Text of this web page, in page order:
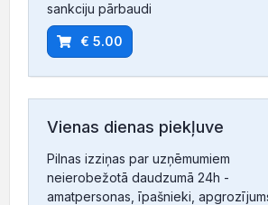
sankciju pārbaudi
€ 5.00
Vienas dienas piekļuve
Pilnas izziņas par uzņēmumiem
neierobežotā daudzumā 24h -
amatpersonas, īpašnieki,